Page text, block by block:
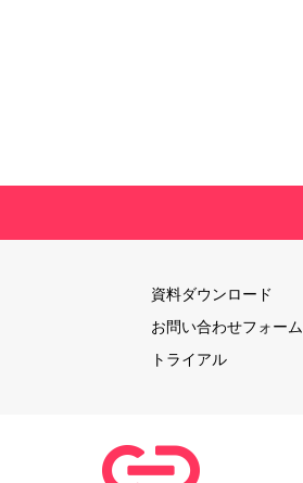
資料ダウンロード
お問い合わせフォーム
トライアル